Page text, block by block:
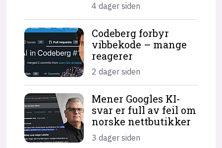
4 dager siden
Codeberg forbyr
vibbekode – mange
reagerer
2 dager siden
Mener Googles KI-
svar er full av feil om
norske nettbutikker
3 dager siden